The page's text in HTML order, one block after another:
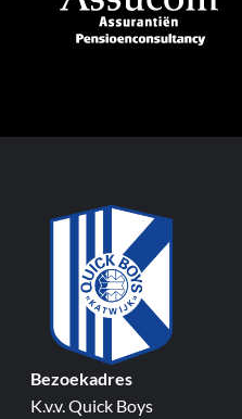
Bezoekadres
K.v.v. Quick Boys